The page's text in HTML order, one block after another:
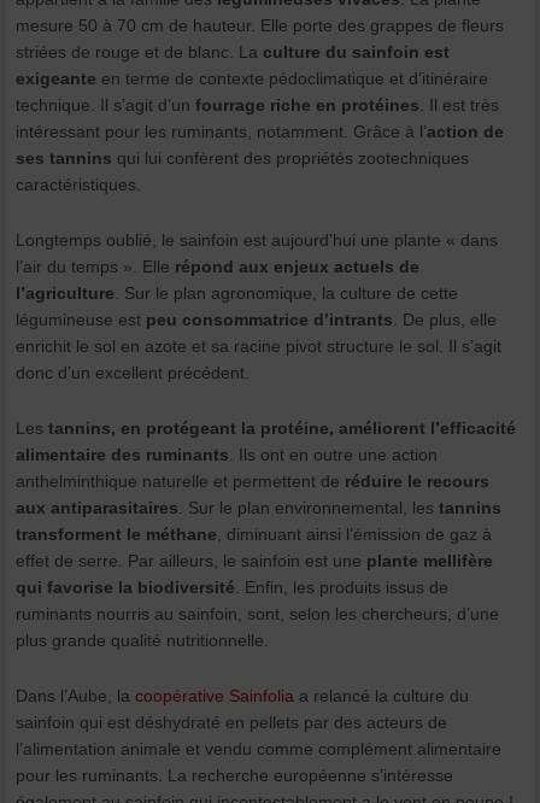
mesure 50 à 70 cm de hauteur. Elle porte des grappes de fleurs
striées de rouge et de blanc. La culture du sainfoin est
exigeante en terme de contexte pédoclimatique et d’itinéraire
technique. Il s’agit d’unfourrage riche en protéines. Il est très
intéressant pour les ruminants, notamment. Grâce à l’action de
ses tannins qui lui confèrent des propriétés zootechniques
caractéristiques.
Longtemps oublié, le sainfoin est aujourd’hui une plante « dans
l’air du temps ». Elle répond aux enjeux actuels de
l’agriculture. Sur le plan agronomique, la culture de cette
légumineuse est peu consommatrice d’intrants. De plus, elle
enrichit le sol en azote et sa racine pivot structure le sol. Il s’agit
donc d’un excellent précédent.
Lestannins, en protégeant la protéine, améliorent l’efficacité
alimentaire des ruminants. Ils ont en outre une action
anthelminthique naturelle et permettent de réduire le recours
aux antiparasitaires. Sur le plan environnemental, les tannins
transforment le méthane, diminuant ainsi l’émission de gaz à
effet de serre. Par ailleurs, le sainfoin est une plante mellifère
qui favorise la biodiversité. Enfin, les produits issus de
ruminants nourris au sainfoin, sont, selon les chercheurs, d’une
plus grande qualité nutritionnelle.
Dans l’Aube, lacoopérative Sainfolia a relancé la culture du
sainfoin qui est déshydraté en pellets par des acteurs de
l’alimentation animale et vendu comme complément alimentaire
pour les ruminants. La recherche européenne s’intéresse